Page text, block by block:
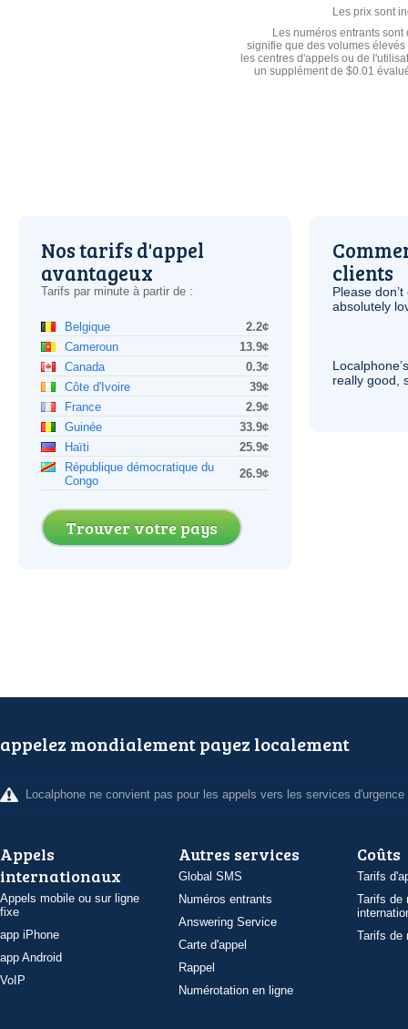
Les prix sont
Les numéros entrants
signifie que des volumes
les centres d'appels ou de
un supplément de $0.01
Nos tarifs d'appel
avantageux
Tarifs par minute à partir de :
Belgique
2.2¢
Cameroun
13.9¢
Canada
0.3¢
Côte d'Ivoire
39¢
France
2.9¢
Guinée
33.9¢
Haïti
25.9¢
République démocratique du
Congo
26.9¢
Trouver votre pays
clients
Please
absolutely
really good,
appelez mondialement payez localement
Localphone ne convient pas pour les appels vers les services d'urgence
Appels
internationaux
Appels mobile ou sur ligne
fixe
app iPhone
app Android
VoIP
Autres services
Global SMS
Numéros entrants
Answering Service
Carte d'appel
Rappel
Numérotation en ligne
Coûts
Tarifs
Tarifs de
Tarifs de